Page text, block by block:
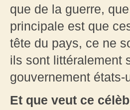
que de la guerre,
principale est que
tête du pays, ce ne
ils sont littéralement
gouvernement états-
Et que veut ce